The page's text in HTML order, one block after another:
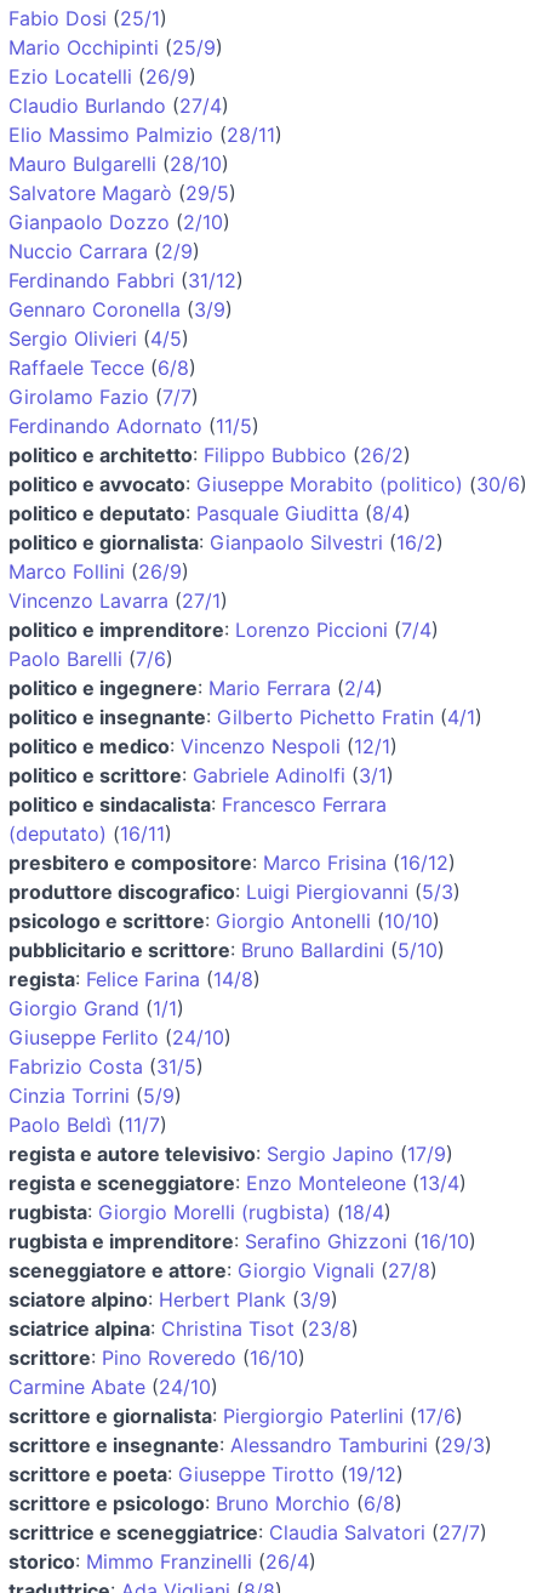
Fabio Dosi (25/1)
Mario Occhipinti (25/9)
Ezio Locatelli (26/9)
Claudio Burlando (27/4)
Elio Massimo Palmizio (28/11)
Mauro Bulgarelli (28/10)
Salvatore Magarò (29/5)
Gianpaolo Dozzo (2/10)
Nuccio Carrara (2/9)
Ferdinando Fabbri (31/12)
Gennaro Coronella (3/9)
Sergio Olivieri (4/5)
Raffaele Tecce (6/8)
Girolamo Fazio (7/7)
Ferdinando Adornato (11/5)
politico e architetto: Filippo Bubbico (26/2)
politico e avvocato: Giuseppe Morabito (politico) (30/6)
politico e deputato: Pasquale Giuditta (8/4)
politico e giornalista: Gianpaolo Silvestri (16/2)
Marco Follini (26/9)
Vincenzo Lavarra (27/1)
politico e imprenditore: Lorenzo Piccioni (7/4)
Paolo Barelli (7/6)
politico e ingegnere: Mario Ferrara (2/4)
politico e insegnante: Gilberto Pichetto Fratin (4/1)
politico e medico: Vincenzo Nespoli (12/1)
politico e scrittore: Gabriele Adinolfi (3/1)
politico e sindacalista: Francesco Ferrara
(deputato) (16/11)
presbitero e compositore: Marco Frisina (16/12)
produttore discografico: Luigi Piergiovanni (5/3)
psicologo e scrittore: Giorgio Antonelli (10/10)
pubblicitario e scrittore: Bruno Ballardini (5/10)
regista: Felice Farina (14/8)
Giorgio Grand (1/1)
Giuseppe Ferlito (24/10)
Fabrizio Costa (31/5)
Cinzia Torrini (5/9)
Paolo Beldì (11/7)
regista e autore televisivo: Sergio Japino (17/9)
regista e sceneggiatore: Enzo Monteleone (13/4)
rugbista: Giorgio Morelli (rugbista) (18/4)
rugbista e imprenditore: Serafino Ghizzoni (16/10)
sceneggiatore e attore: Giorgio Vignali (27/8)
sciatore alpino: Herbert Plank (3/9)
sciatrice alpina: Christina Tisot (23/8)
scrittore: Pino Roveredo (16/10)
Carmine Abate (24/10)
scrittore e giornalista: Piergiorgio Paterlini (17/6)
scrittore e insegnante: Alessandro Tamburini (29/3)
scrittore e poeta: Giuseppe Tirotto (19/12)
scrittore e psicologo: Bruno Morchio (6/8)
scrittrice e sceneggiatrice: Claudia Salvatori (27/7)
storico: Mimmo Franzinelli (26/4)